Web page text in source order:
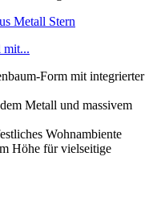
mit...
Form mit integrierter
Metall und massivem
Wohnambiente
Höhe für vielseitige